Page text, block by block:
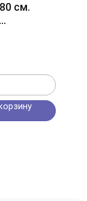
см.